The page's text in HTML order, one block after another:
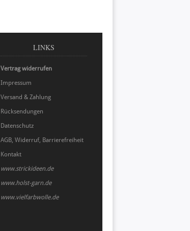
LINKS
Vertrag widerrufen
Impressum
Versand & Zahlung
Rücksendungen
Datenschutz
AGB, Widerruf, Barrierefreiheit
Kontakt
www.strickideen.de
www.holst-garn.de
www.vielfarbwolle.de